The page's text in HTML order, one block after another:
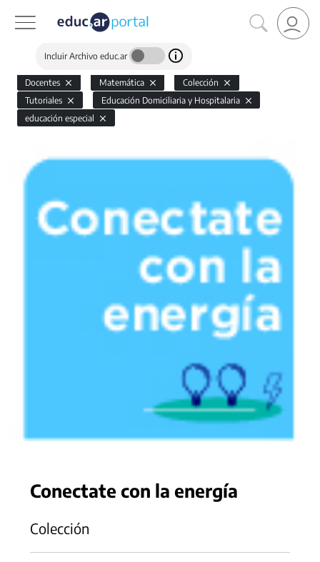
Incluir Archivo educ.ar
Docentes Matemática
Colección
Tutoriales
Educación Domiciliaria y Hospitalaria
educación especial
Conectate con la energía
Colección